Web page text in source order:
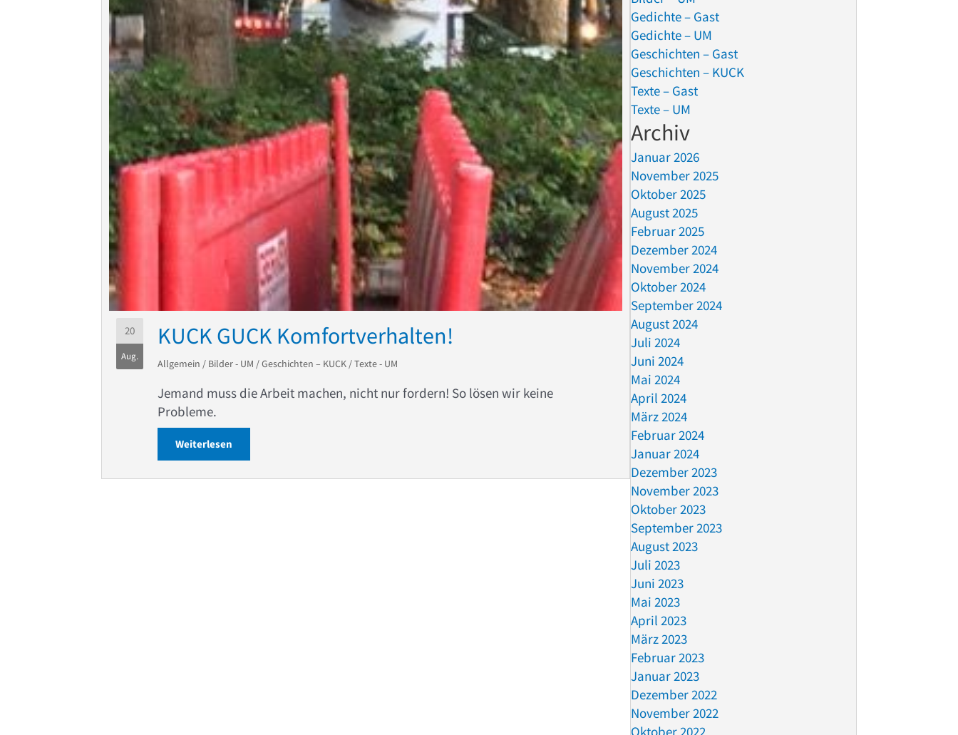
20
Aug.
KUCK GUCK Komfortverhalten!
Allgemein / Bilder - UM /Geschichten – KUCK /Texte - UM
Jemand muss die Arbeit machen, nicht nur fordern! So lösen wir keine
Probleme.
Weiterlesen
Gedichte – Gast
Gedichte – UM
Geschichten – Gast
Geschichten – KUCK
Texte – Gast
Texte – UM
Archiv
Januar 2026
November 2025
Oktober 2025
August 2025
Februar 2025
Dezember 2024
November 2024
Oktober 2024
September 2024
August 2024
Juli 2024
Juni 2024
Mai 2024
April 2024
März 2024
Februar 2024
Januar 2024
Dezember 2023
November 2023
Oktober 2023
September 2023
August 2023
Juli 2023
Juni 2023
Mai 2023
April 2023
März 2023
Februar 2023
Januar 2023
Dezember 2022
November 2022
Oktober 2022